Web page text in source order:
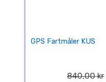
GPS Fartmåler KUS
840,00 kr